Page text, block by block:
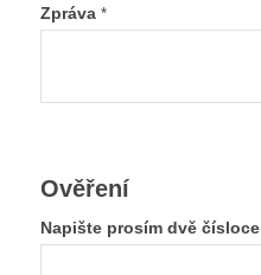
Zpráva *
Ověření
Napište prosím dvě čísloce